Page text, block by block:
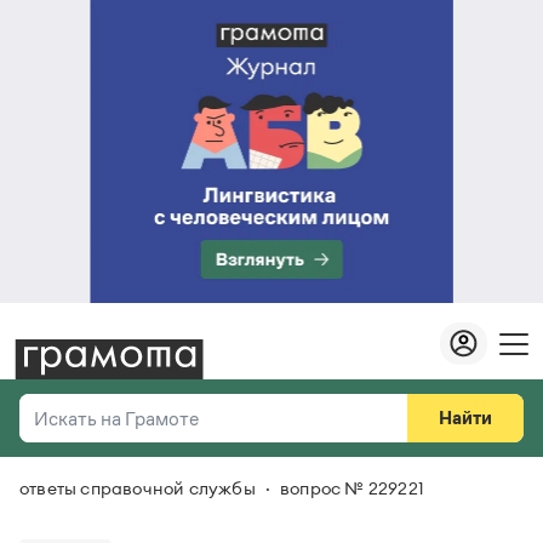
Искать на Грамоте
Справочная служба
Найти
Везде
ответы справочной службы вопрос № 229221